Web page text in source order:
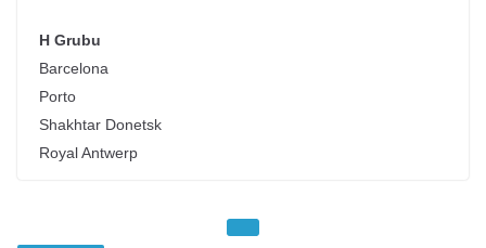
H Grubu
Barcelona
Porto
Shakhtar Donetsk
Royal Antwerp